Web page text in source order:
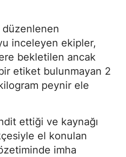
inceleyen ekipler,
bekletilen ancak
etiket bulunmayan 2
peynir ele
ettiği ve kaynağı
el konulan
imha